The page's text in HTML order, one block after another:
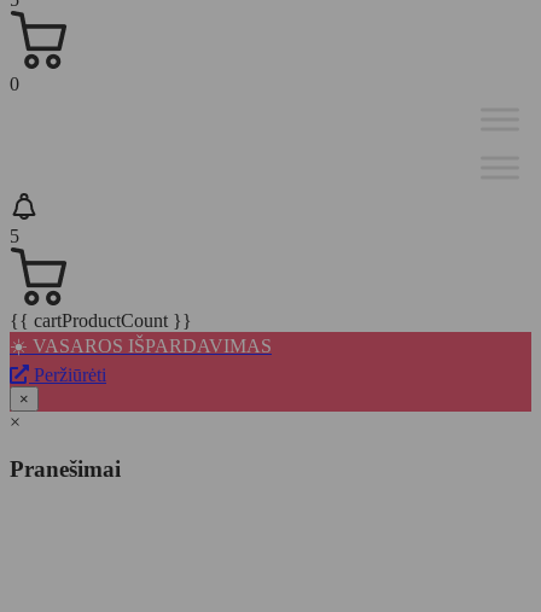
0
5
{{ cartProductCount }}
☀️ VASAROS IŠPARDAVIMAS
Peržiūrėti
×
×
Pranešimai